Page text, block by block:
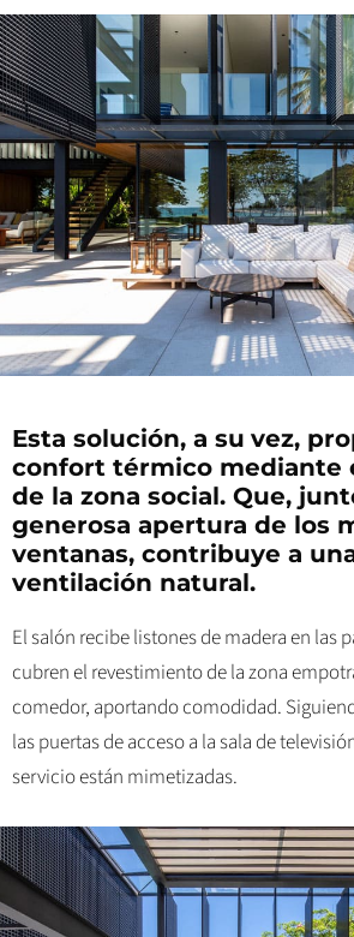
Esta solución, a su vez,
confort térmico mediante
de la zona social. Que,
generosa apertura de los
ventanas, contribuye a
ventilación natural.
El salón recibe listones de madera en las
cubren el revestimiento de la zona
comedor, aportando comodidad.
las puertas de acceso a la sala de
servicio están mimetizadas.